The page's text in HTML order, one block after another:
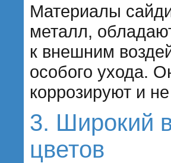
Материалы
металл,
к внешним
особого ухода.
коррозируют и
3. Широкий
цветов